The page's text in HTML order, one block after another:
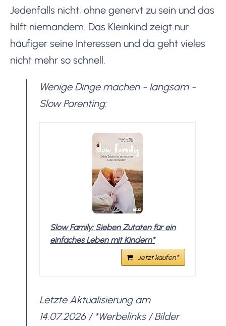
Jedenfalls nicht, ohne genervt zu sein und das
hilft niemandem. Das Kleinkind zeigt nur
häufiger seine Interessen und da geht vieles
nicht mehr so schnell.
Wenige Dinge machen - langsam -
Slow Parenting:
Slow Family: Sieben Zutaten für ein
einfaches Leben mit Kindern*
Jetzt kaufen*
Letzte Aktualisierung am
14.07.2026 / *Werbelinks / Bilder